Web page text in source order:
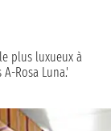
plus luxueux à
Rosa Luna.'